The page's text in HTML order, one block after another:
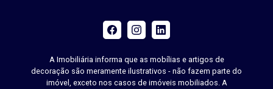
A Imobiliária informa que as mobílias e artigos de
decoração são meramente ilustrativos - não fazem parte do
imóvel, exceto nos casos de imóveis mobiliados. A